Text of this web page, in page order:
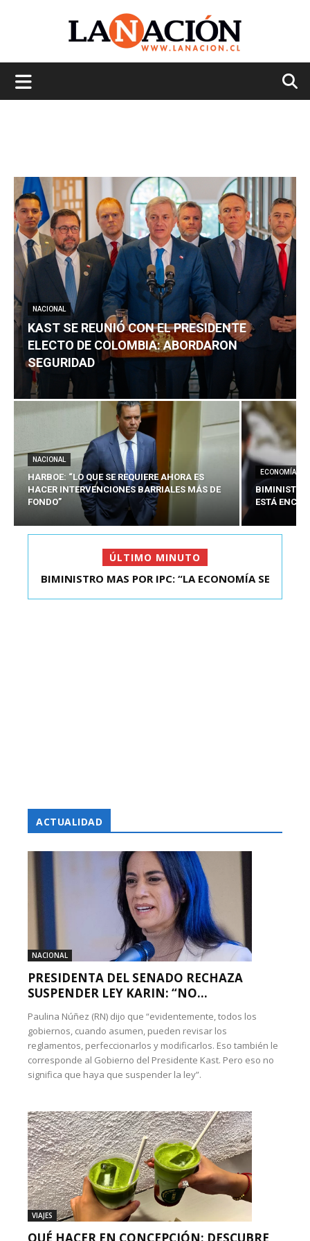
NACIONAL
KAST SE REUNIÓ CON EL PRESIDENTE
ELECTO DE COLOMBIA: ABORDARON
SEGURIDAD
NACIONAL
HARBOE: “LO QUE SE REQUIERE AHORA ES
HACER INTERVENCIONES BARRIALES MÁS DE
FONDO”
ECONOMÍA
BIMINISTRO
ESTÁ
ÚLTIMO MINUTO
KAST SE REUNIÓ CON EL PRESIDENTE ELECTO DE
BIMINISTRO MAS POR IPC: “LA ECONOMÍA SE
ACTUALIDAD
NACIONAL
PRESIDENTA DEL SENADO RECHAZA
SUSPENDER LEY KARIN: “NO...
Paulina Núñez (RN) dijo que “evidentemente, todos los
gobiernos, cuando asumen, pueden revisar los
reglamentos, perfeccionarlos y modificarlos. Eso también le
corresponde al Gobierno del Presidente Kast. Pero eso no
significa que haya que suspender la ley”.
VIAJES